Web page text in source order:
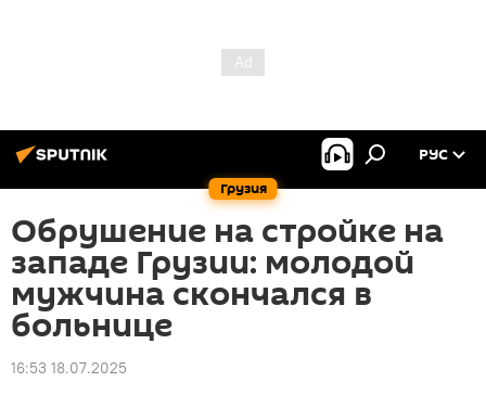
Грузия
РУС
Обрушение на стройке на
западе Грузии: молодой
мужчина скончался в
больнице
16:53 18.07.2025